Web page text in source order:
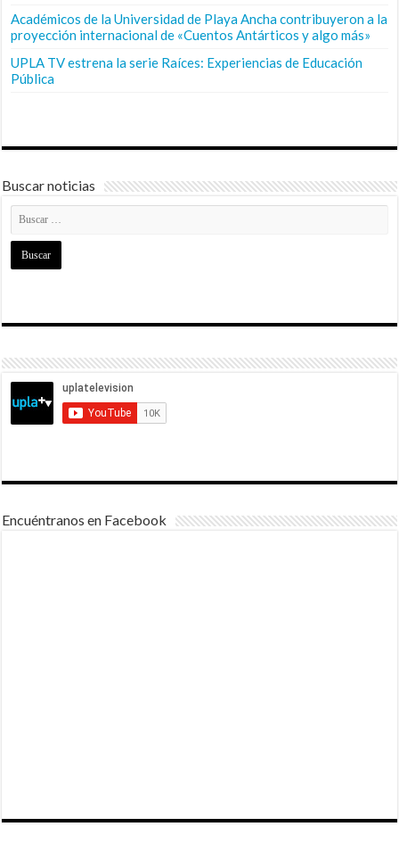
Académicos de la Universidad de Playa Ancha contribuyeron a la
proyección internacional de «Cuentos Antárticos y algo más»
UPLA TV estrena la serie Raíces: Experiencias de Educación
Pública
Buscar noticias
Encuéntranos en Facebook